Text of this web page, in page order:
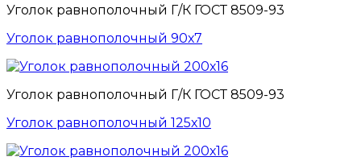
Уголок равнополочный Г/К ГОСТ 8509-93
Уголок равнополочный 90х7
Уголок равнополочный Г/К ГОСТ 8509-93
Уголок равнополочный 125х10